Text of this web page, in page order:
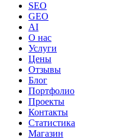
SEO
GEO
AI
О нас
Услуги
Цены
Отзывы
Блог
Портфолио
Проекты
Контакты
Статистика
Магазин